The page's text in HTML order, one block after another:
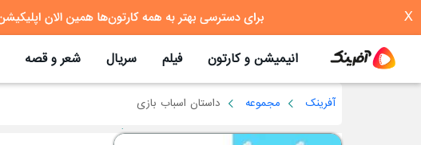
X
انیمیشن و کارتون فیلم سریال شعر و قصه
آفرینک مجموعه داستان اسباب بازی